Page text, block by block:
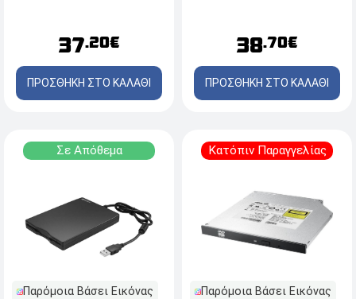
37.20€
ΠΡΟΣΘΗΚΗ ΣΤΟ ΚΑΛΑΘΙ
38.70€
ΠΡΟΣΘΗΚΗ ΣΤΟ ΚΑΛΑΘΙ
Σε Απόθεμα
Παρόμοια Βάσει Εικόνας
Κατόπιν Παραγγελίας
Παρόμοια Βάσει Εικόνας